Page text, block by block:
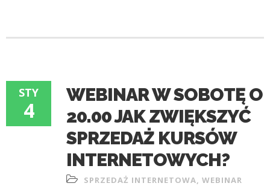
STY
4
WEBINAR W SOBOTĘ O
20.00 JAK ZWIĘKSZYĆ
SPRZEDAŻ KURSÓW
INTERNETOWYCH?
SPRZEDAŻ INTERNETOWA, WEBINAR